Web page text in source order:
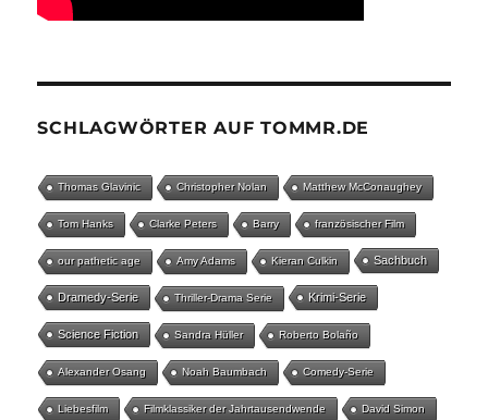
SCHLAGWÖRTER AUF TOMMR.DE
Thomas Glavinic Christopher Nolan Matthew McConaughey
Tom Hanks Clarke Peters Barry französischer Film
our pathetic age Amy Adams Kieran Culkin Sachbuch
Dramedy-Serie Thriller-Drama Serie Krimi-Serie
Science Fiction Sandra Hüller Roberto Bolaño
Alexander Osang Noah Baumbach Comedy-Serie
Liebesfilm Filmklassiker der Jahrtausendwende David Simon